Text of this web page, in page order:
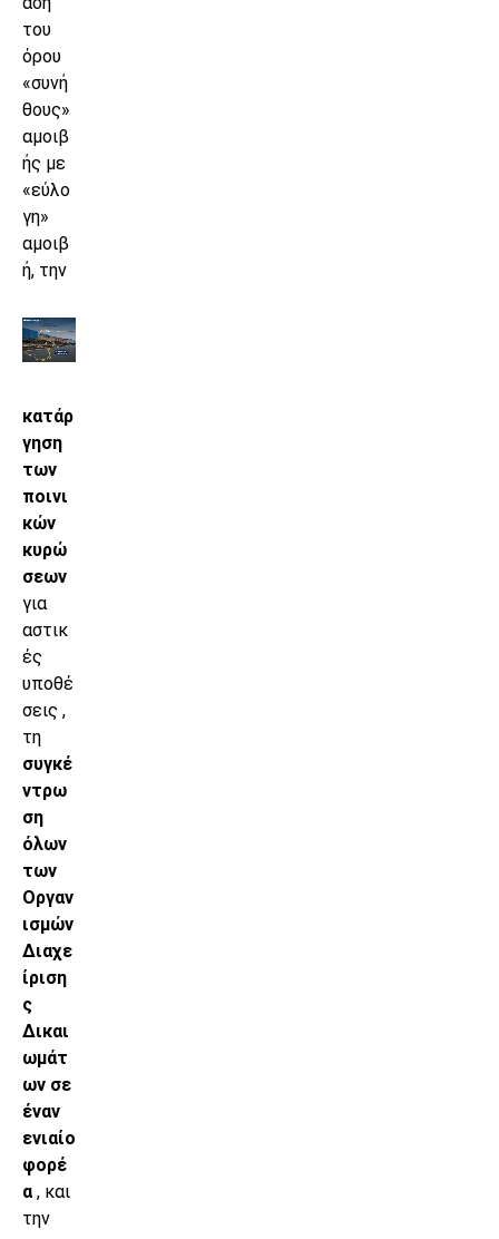
του
όρου
«συνή
θους»
αμοιβ
ής με
«εύλο
γη»
αμοιβ
ή, την
κατάρ
γηση
των
ποινι
κών
κυρώ
σεων
για
αστικ
ές
υποθέ
σεις ,
τη
συγκέ
ντρω
ση
όλων
των
Οργαν
ισμών
Διαχε
ίριση
ς
Δικαι
ωμάτ
ων σε
έναν
ενιαίο
φορέ
α, και
την